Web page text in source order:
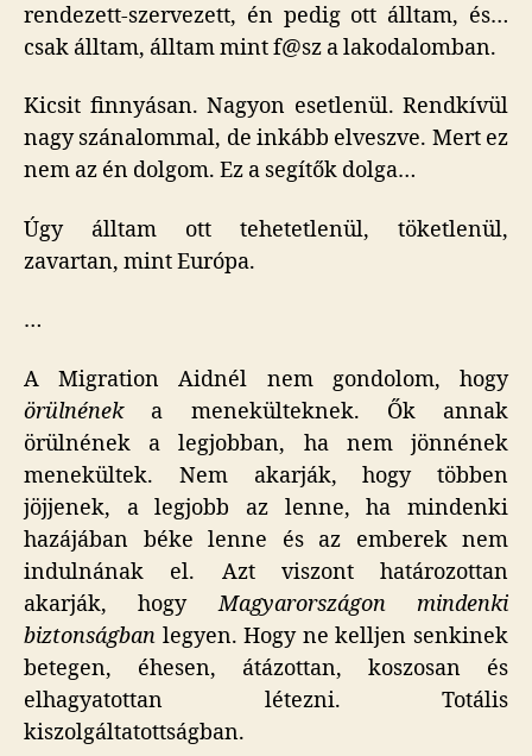
rendezett-szervezett, én pedig ott álltam, és…
csak álltam, álltam mint f@sz a lakodalomban.
Kicsit finnyásan. Nagyon esetlenül. Rendkívül
nagy szánalommal, de inkább elveszve. Mert ez
nem az én dolgom. Ez a segítők dolga…
Úgy álltam ott tehetetlenül, töketlenül,
zavartan, mint Európa.
…
A Migration Aidnél nem gondolom, hogy
örülnéneka menekülteknek. Ők annak
örülnének a legjobban, ha nem jönnének
menekültek. Nem akarják, hogy többen
jöjjenek, a legjobb az lenne, ha mindenki
hazájában béke lenne és az emberek nem
indulnának el. Azt viszont határozottan
akarják, hogyMagyarországon mindenki
biztonságban legyen. Hogy ne kelljen senkinek
betegen, éhesen, átázottan, koszosan és
elhagyatottan létezni. Totális
kiszolgáltatottságban.